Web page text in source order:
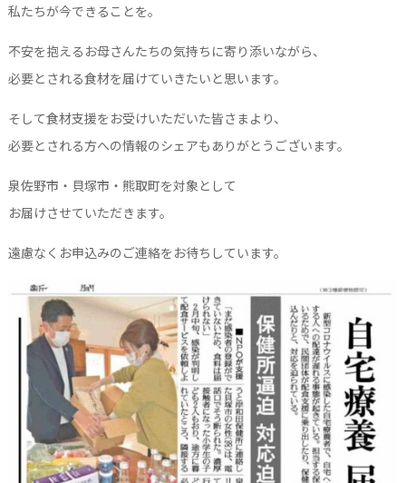
私たちが今できることを。
不安を抱えるお母さんたちの気持ちに寄り添いながら、
必要とされる食材を届けていきたいと思います。
そして食材支援をお受けいただいた皆さまより、
必要とされる方への情報のシェアもありがとうございます。
泉佐野市・貝塚市・熊取町を対象として
お届けさせていただきます。
遠慮なくお申込みのご連絡をお待ちしています。